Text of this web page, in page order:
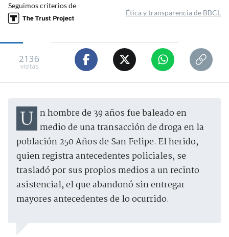
Seguimos criterios de
Ética y transparencia de BBCL
2136
visitas
Un hombre de 39 años fue baleado en medio de una transacción de droga en la
población 250 Años de San Felipe. El herido,
quien registra antecedentes policiales, se
trasladó por sus propios medios a un recinto
asistencial, el que abandonó sin entregar
mayores antecedentes de lo ocurrido.